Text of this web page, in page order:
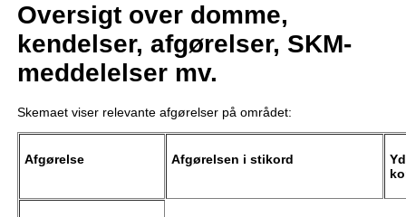
Oversigt over domme,
kendelser, afgørelser, SKM-
meddelelser mv.
Skemaet viser relevante afgørelser på området:
Afgørelse Afgørelsen i stikord